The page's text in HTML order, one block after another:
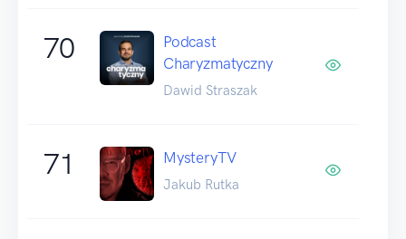
70
Podcast
Charyzmatyczny
Dawid Straszak
71 MysteryTV
Jakub Rutka